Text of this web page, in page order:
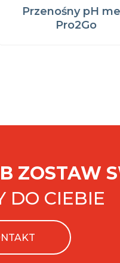
Przenośny pH
Pro2Go
ZOSTAW
DO CIEBIE